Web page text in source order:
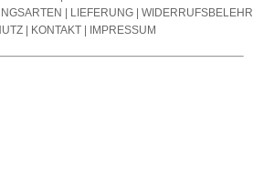
LIEFERUNG
| KONTAKT| IMPRESSUM